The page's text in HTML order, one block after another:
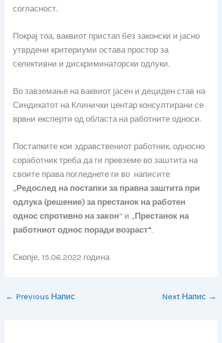
согласност.
Покрај тоа, ваквиот пристап без законски и јасно
утврдени критериуми остава простор за
селективни и дискриминаторски одлуки.
Во завземање на ваквиот јасен и дециден став на
Синдикатот на Клинички центар консултирани се
врвни експерти од областа на работните односи.
Постапките кои здравствениот работник, односно
соработник треба да ги превземе во заштита на
своите права погледнете ги во написите
„Редослед на постапки за правна заштита при
одлука (решение) за престанок на работен
однос спротивно на закон“ и „Престанок на
работниот однос поради возраст“.
Скопје, 15.06.2022 година
← Previous Напис Next Напис →